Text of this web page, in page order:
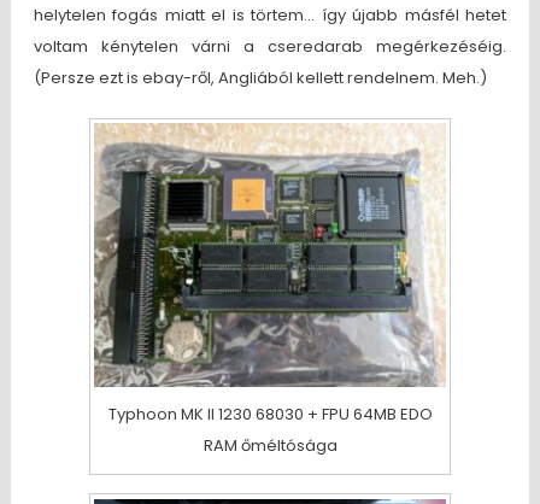
helytelen fogás miatt el is törtem… így újabb másfél hetet
voltam kénytelen várni a cseredarab megérkezéséig.
(Persze ezt is ebay-ről, Angliából kellett rendelnem. Meh.)
Typhoon MK II 1230 68030 + FPU 64MB EDO
RAM őméltósága